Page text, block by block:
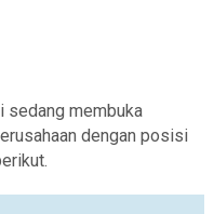
sedang membuka
dengan posisi